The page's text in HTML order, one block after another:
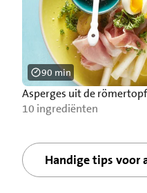
Asperges uit de römertopf
10 ingrediënten
90 min
Handige tips voor